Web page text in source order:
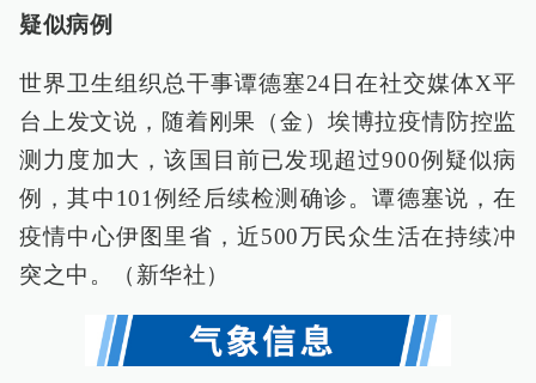
疑似病例
世界卫生组织总干事谭德塞24日在社交媒体X平
台上发文说，随着刚果（金）埃博拉疫情防控监
测力度加大，该国目前已发现超过900例疑似病
例，其中101例经后续检测确诊。谭德塞说，在
疫情中心伊图里省，近500万民众生活在持续冲
突之中。（新华社）